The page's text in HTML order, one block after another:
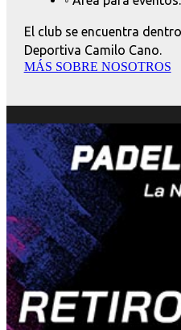
El club se encuentra
Deportiva Camilo Cano.
MÁS SOBRE NOSOTROS